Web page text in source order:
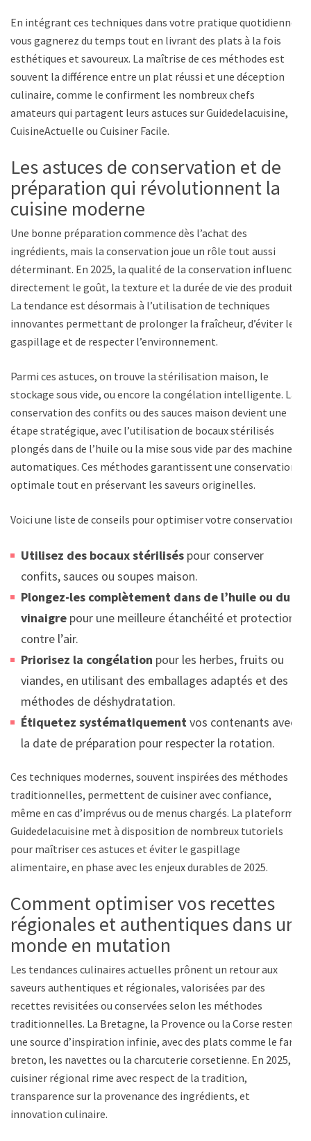
En intégrant ces techniques dans votre pratique quotidienne,
vous gagnerez du temps tout en livrant des plats à la fois
esthétiques et savoureux. La maîtrise de ces méthodes est
souvent la différence entre un plat réussi et une déception
culinaire, comme le confirment les nombreux chefs
amateurs qui partagent leurs astuces sur Guidedelacuisine,
CuisineActuelle ou Cuisiner Facile.
Les astuces de conservation et de
préparation qui révolutionnent la
cuisine moderne
Une bonne préparation commence dès l’achat des
ingrédients, mais la conservation joue un rôle tout aussi
déterminant. En 2025, la qualité de la conservation influence
directement le goût, la texture et la durée de vie des produits.
La tendance est désormais à l’utilisation de techniques
innovantes permettant de prolonger la fraîcheur, d’éviter le
gaspillage et de respecter l’environnement.
Parmi ces astuces, on trouve la stérilisation maison, le
stockage sous vide, ou encore la congélation intelligente. La
conservation des confits ou des sauces maison devient une
étape stratégique, avec l’utilisation de bocaux stérilisés
plongés dans de l’huile ou la mise sous vide par des machines
automatiques. Ces méthodes garantissent une conservation
optimale tout en préservant les saveurs originelles.
Voici une liste de conseils pour optimiser votre conservation :
Utilisez des bocaux stérilisés pour conserver
confits, sauces ou soupes maison.
Plongez-les complètement dans de l’huile ou du
vinaigre pour une meilleure étanchéité et protection
contre l’air.
Priorisez la congélation pour les herbes, fruits ou
viandes, en utilisant des emballages adaptés et des
méthodes de déshydratation.
Étiquetez systématiquementvos contenants avec
la date de préparation pour respecter la rotation.
Ces techniques modernes, souvent inspirées des méthodes
traditionnelles, permettent de cuisiner avec confiance,
même en cas d’imprévus ou de menus chargés. La plateforme
Guidedelacuisine met à disposition de nombreux tutoriels
pour maîtriser ces astuces et éviter le gaspillage
alimentaire, en phase avec les enjeux durables de 2025.
Comment optimiser vos recettes
régionales et authentiques dans un
monde en mutation
Les tendances culinaires actuelles prônent un retour aux
saveurs authentiques et régionales, valorisées par des
recettes revisitées ou conservées selon les méthodes
traditionnelles. La Bretagne, la Provence ou la Corse restent
une source d’inspiration infinie, avec des plats comme le far
breton, les navettes ou la charcuterie corsetienne. En 2025,
cuisiner régional rime avec respect de la tradition,
transparence sur la provenance des ingrédients, et
innovation culinaire.